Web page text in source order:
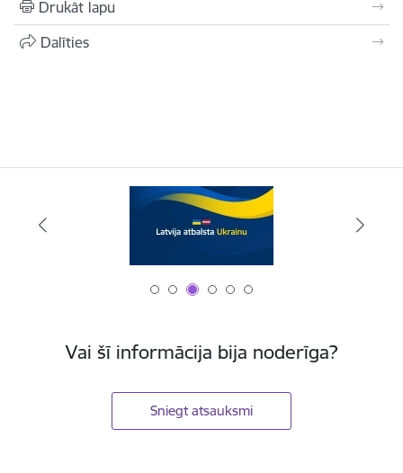
Drukāt lapu
Dalīties
Vai šī informācija bija noderīga?
Sniegt atsauksmi